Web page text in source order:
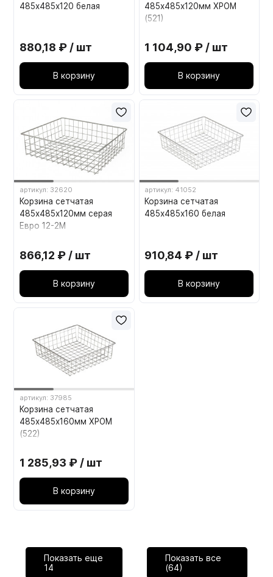
485х485х120 белая
880,18 ₽ / шт
В корзину
485х485х120мм ХРОМ
(521)
1 104,90 ₽ / шт
В корзину
артикул: 32620
Корзина сетчатая
485х485х120мм серая
Евро 12-2М
866,12 ₽ / шт
В корзину
артикул: 41052
Корзина сетчатая
485х485х160 белая
910,84 ₽ / шт
В корзину
артикул: 37985
Корзина сетчатая
485х485х160мм ХРОМ
(522)
1 285,93 ₽ / шт
В корзину
Показать еще
14
Показать все
(64)